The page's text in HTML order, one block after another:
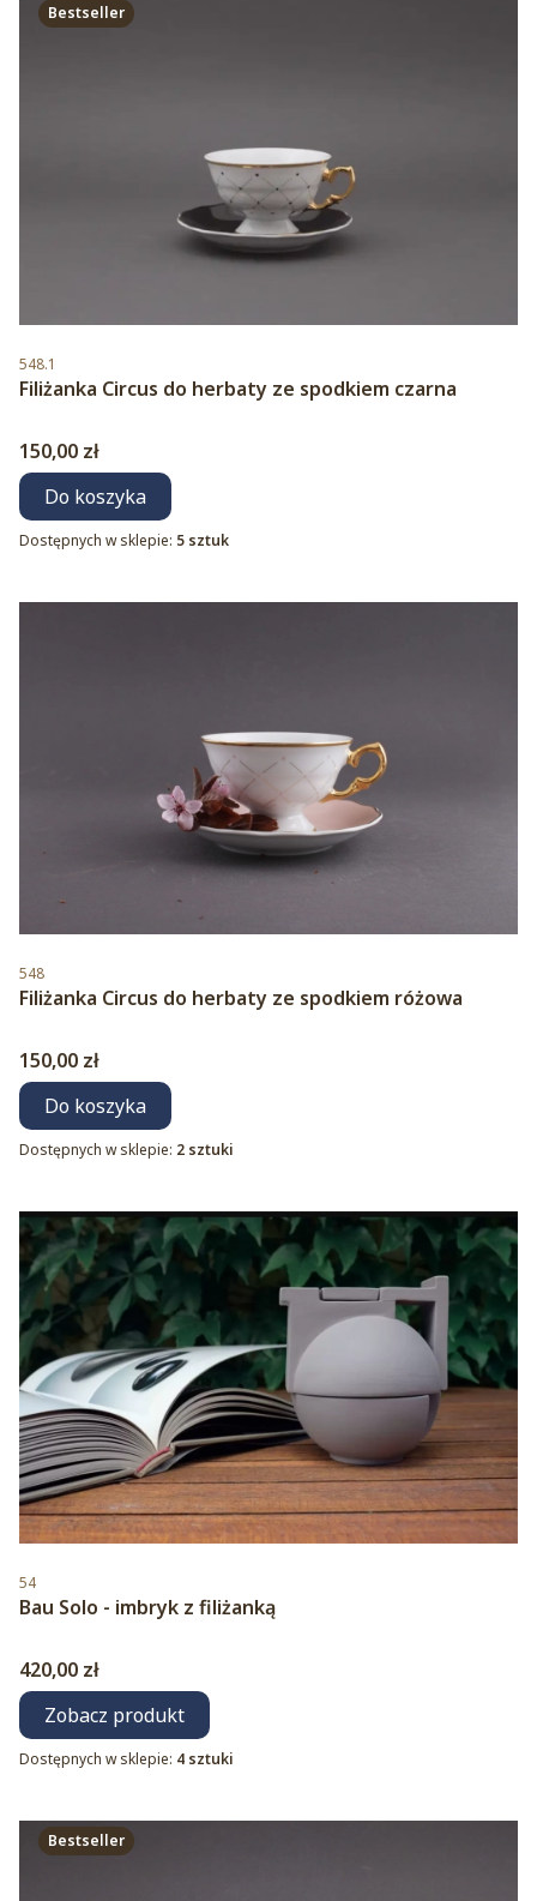
Bestseller
Kod produktu
548.1
Filiżanka Circus do herbaty ze spodkiem czarna
Cena
150,00 zł
Do koszyka
Dostępnych w sklepie: 5 sztuk
Kod produktu
548
Filiżanka Circus do herbaty ze spodkiem różowa
Cena
150,00 zł
Do koszyka
Dostępnych w sklepie: 2 sztuki
Kod produktu
54
Bau Solo - imbryk z filiżanką
Cena
420,00 zł
Zobacz produkt
Dostępnych w sklepie: 4 sztuki
Bestseller